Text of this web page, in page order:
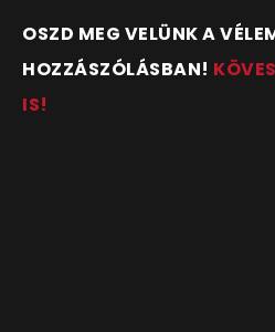
OSZD MEG VELÜNK A
HOZZÁSZÓLÁSBAN!
IS!